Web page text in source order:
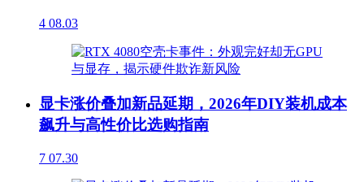
4 08.03
显卡涨价叠加新品延期，2026年DIY装机成本
飙升与高性价比选购指南
7 07.30